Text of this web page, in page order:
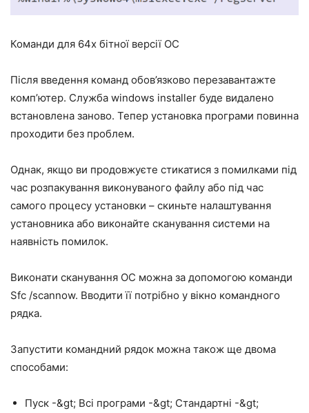
Команди для 64х бітної версії ОС
Після введення команд обов’язково перезавантажте
комп’ютер. Служба windows installer буде видалено
встановлена заново. Тепер установка програми повинна
проходити без проблем.
Однак, якщо ви продовжуєте стикатися з помилками під
час розпакування виконуваного файлу або під час
самого процесу установки – скиньте налаштування
установника або виконайте сканування системи на
наявність помилок.
Виконати сканування ОС можна за допомогою команди
Sfc /scannow. Вводити її потрібно у вікно командного
рядка.
Запустити командний рядок можна також ще двома
способами:
Пуск -&gt; Всі програми -&gt; Стандартні -&gt;